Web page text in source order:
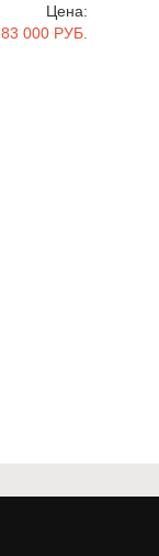
Цена:
83 000 РУБ.